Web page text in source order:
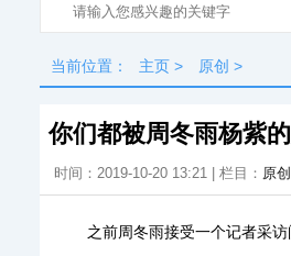
当前位置： 主页 > 原创 >
你们都被周冬雨杨紫
时间：2019-10-20 13:21 | 栏目： 原创
之前周冬雨接受一个记者采